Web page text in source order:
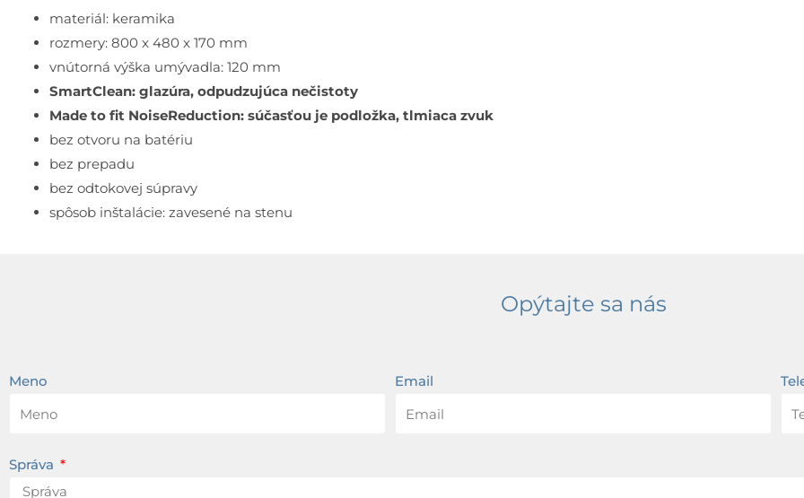
materiál: keramika
rozmery: 800 x 480 x 170 mm
vnútorná výška umývadla: 120 mm
SmartClean: glazúra, odpudzujúca nečistoty
Made to fit NoiseReduction: súčasťou je podložka, tlmiaca zvuk
bez otvoru na batériu
bez prepadu
bez odtokovej súpravy
spôsob inštalácie: zavesené na stenu
Opýtajte sa nás
Meno Email
Správa